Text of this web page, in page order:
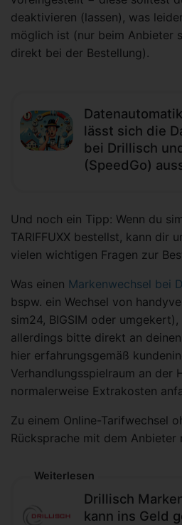
deaktivieren (lassen), was
möglich ist (nur beim Anbieter
direkt bei der Bestellung).
lässt sich die
bei Drillisch
(SpeedGo)
Und noch ein Tipp: Wenn du
TARIFFUXX bestellst, kann dir
vielen wichtigen Fragen zur
Was einen Markenwechsel bei
bspw. ein Wechsel von
sim24, BIGSIM oder
allerdings bitte direkt an
hier erfahrungsgemäß
Verhandlungsspielraum an der
normalerweise Extrakosten
Zu einem Online-Tarifwechsel
Rücksprache mit dem
Weiterlesen
Drillisch
kann ins Geld